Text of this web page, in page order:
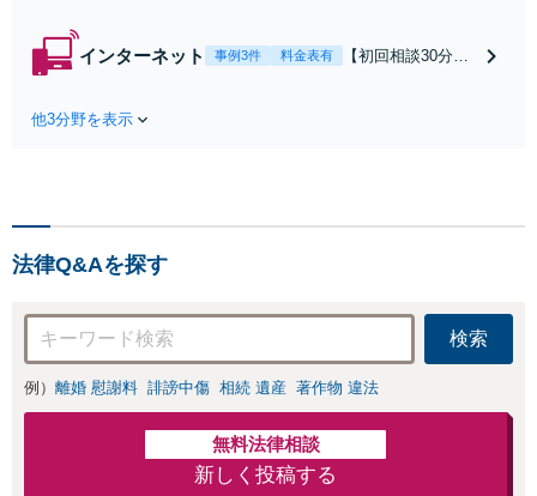
れたら、サインす
インターネット 事例3件 料金表有
【初回相談30分無
お店の風評被害対
応可：開示請求の
意見照会が来たと
きの対処法、被害
者との示談交渉
他3分野を表示
法律Q&Aを探す
検索
例） 離婚 慰謝料 誹謗中傷 相続 遺産 著作物 違法
無料法律相談
新しく投稿する